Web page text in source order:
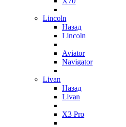
Lincoln
Назад
Lincoln
Aviator
Navigator
Livan
Назад
Livan
X3 Pro